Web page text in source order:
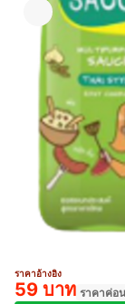
ราคาอ้างอิง
59 บาท ราคาค่อ